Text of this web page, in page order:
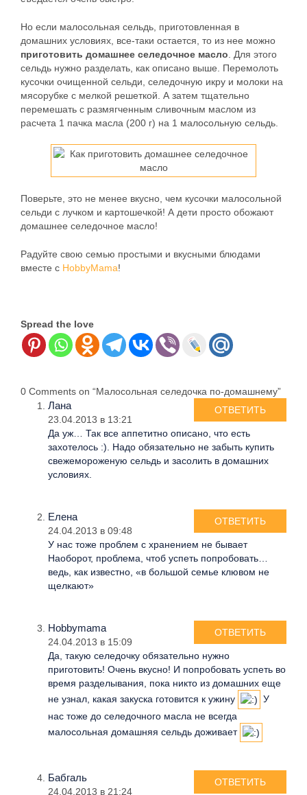
Но если малосольная сельдь, приготовленная в
домашних условиях, все-таки остается, то из нее можно
приготовить домашнее селедочное масло . Для этого
сельдь нужно разделать, как описано выше. Перемолоть
кусочки очищенной сельди, селедочную икру и молоки на
мясорубке с мелкой решеткой. А затем тщательно
перемешать с размягченным сливочным маслом из
расчета 1 пачка масла (200 г) на 1 малосольную сельдь.
Поверьте, это не менее вкусно, чем кусочки малосольной
сельди с лучком и картошечкой! А дети просто обожают
домашнее селедочное масло!
Радуйте свою семью простыми и вкусными блюдами
вместе с HobbyMama!
Spread the love
0 Comments on “Малосольная селедочка по-домашнему”
Лана
23.04.2013 в 13:21
Да уж… Так все аппетитно описано, что есть
захотелось :). Надо обязательно не забыть купить
свежемороженую сельдь и засолить в домашних
условиях.
ОТВЕТИТЬ
Елена
24.04.2013 в 09:48
У нас тоже проблем с хранением не бывает
Наоборот, проблема, чтоб успеть попробовать…
ведь, как известно, «в большой семье клювом не
щелкают»
ОТВЕТИТЬ
Hobbymama
24.04.2013 в 15:09
Да, такую селедочку обязательно нужно
приготовить! Очень вкусно! И попробовать успеть во
время разделывания, пока никто из домашних еще
не узнал, какая закуска готовится к ужину
У
нас тоже до селедочного масла не всегда
малосольная домашняя сельдь доживает
ОТВЕТИТЬ
Бабгаль
24.04.2013 в 21:24
ОТВЕТИТЬ